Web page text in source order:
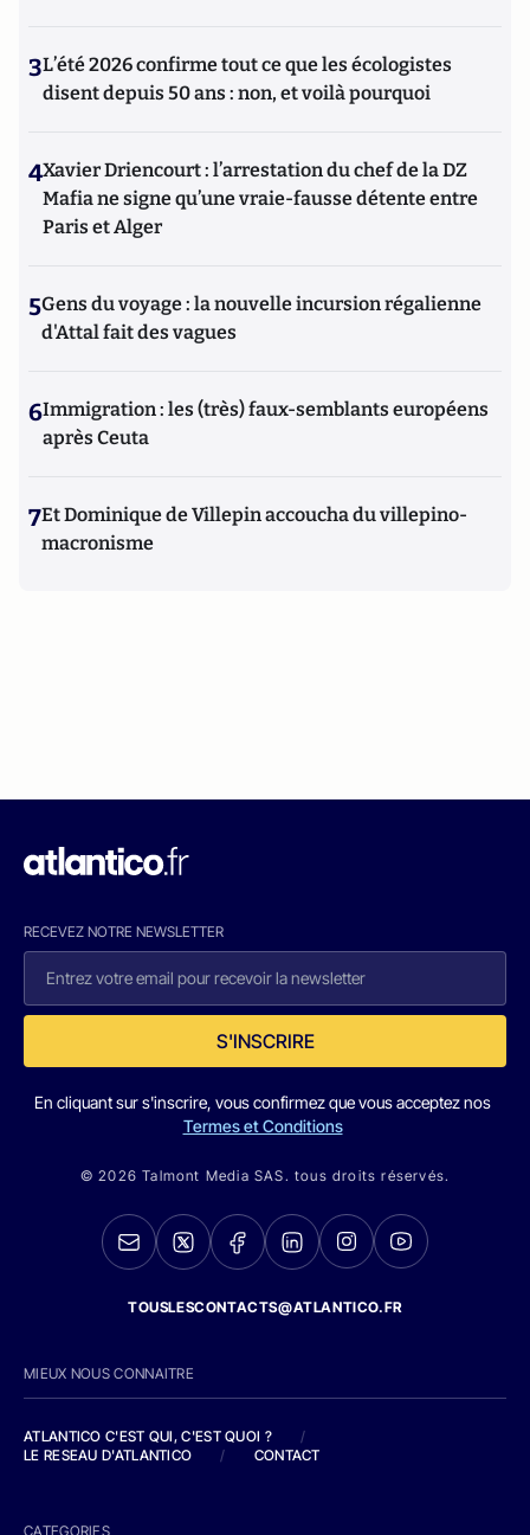
3L’été 2026 confirme tout ce que les écologistes
disent depuis 50 ans : non, et voilà pourquoi
4Xavier Driencourt : l’arrestation du chef de la DZ
Mafia ne signe qu’une vraie-fausse détente entre
Paris et Alger
5Gens du voyage : la nouvelle incursion régalienne
d'Attal fait des vagues
6Immigration : les (très) faux-semblants européens
après Ceuta
7Et Dominique de Villepin accoucha du villepino-
macronisme
RECEVEZ NOTRE NEWSLETTER
S'INSCRIRE
En cliquant sur s'inscrire, vous confirmez que vous acceptez nos
Termes et Conditions
© 2026 Talmont Media SAS. tous droits réservés.
TOUSLESCONTACTS@ATLANTICO.FR
MIEUX NOUS CONNAITRE
ATLANTICO C'EST QUI, C'EST QUOI ?
/
LE RESEAU D'ATLANTICO
/ CONTACT
CATEGORIES